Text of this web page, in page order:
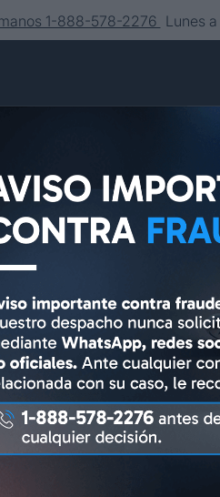
1-888-578-2276 Lunes
Asesoría y
representación
legal en
inmigración